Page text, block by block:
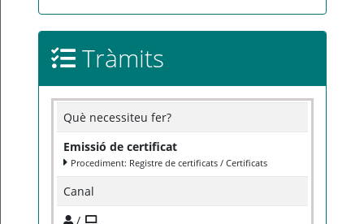
Tràmits
Què necessiteu fer?
Emissió de certificat
Procediment: Registre de certificats / Certificats
Canal
/